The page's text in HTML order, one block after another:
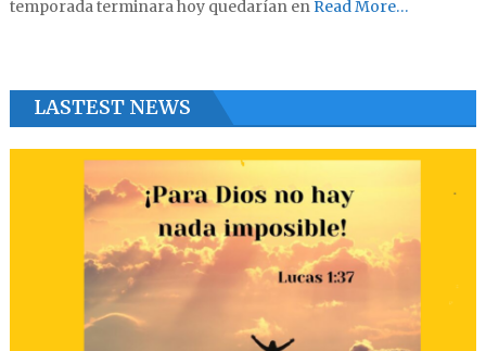
temporada terminara hoy quedarían enRead More…
LASTEST NEWS